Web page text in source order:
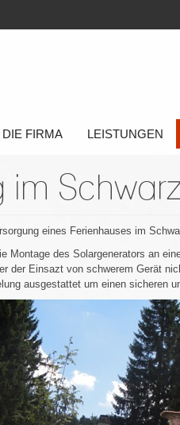
DIE FIRMA LEISTUNGEN
im
eines Ferienhauses im
Montage des Solargenerators an
der Einsazt von schwerem Gerät
ausgestattet um einen sicheren